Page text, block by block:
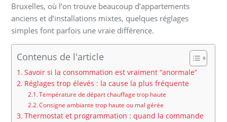
Bruxelles, où l’on trouve beaucoup d’appartements
anciens et d’installations mixtes, quelques réglages
simples font parfois une vraie différence.
Contenus de l'article
Savoir si la consommation est vraiment “anormale”
Réglages trop élevés : la cause la plus fréquente
Température de départ chauffage trop haute
Consigne ambiante trop haute ou mal gérée
Thermostat et programmation : quand la commande